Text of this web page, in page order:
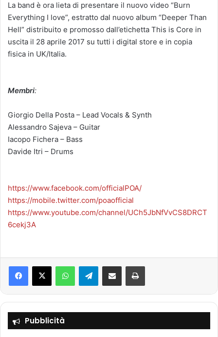
La band è ora lieta di presentare il nuovo video “Burn
Everything I love”, estratto dal nuovo album “Deeper Than
Hell” distribuito e promosso dall’etichetta This is Core in
uscita il 28 aprile 2017 su tutti i digital store e in copia
fisica in UK/Italia.
Membri:
Giorgio Della Posta – Lead Vocals & Synth
Alessandro Sajeva – Guitar
Iacopo Fichera – Bass
Davide Itri – Drums
https://www.facebook.com/officialPOA/
https://mobile.twitter.com/poaofficial
https://www.youtube.com/channel/UCh5JbNfVvCS8DRCT
6cekj3A
Telegram
Pubblicità